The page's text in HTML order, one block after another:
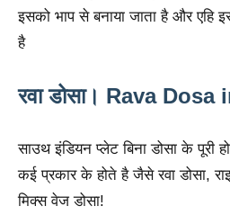
इसको भाप से बनाया जाता है और एहि
है
रवा डोसा। Rava
साउथ इंडियन प्लेट बिना डोसा के पूरी
कई प्रकार के होते है जैसे रवा डोसा,
मिक्स वेज डोसा!